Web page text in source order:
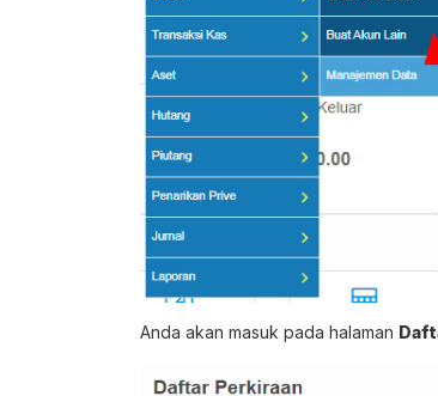
Anda akan masuk pada halaman